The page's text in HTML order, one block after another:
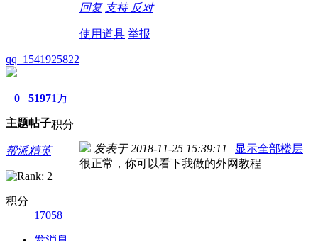
回复 支持 反对
使用道具 举报
qq_1541925822
0
主题
5197
帖子
1万
积分
帮派精英
积分
17058
发表于 2018-11-25 15:39:11 | 显示全部楼层
很正常，你可以看下我做的外网教程